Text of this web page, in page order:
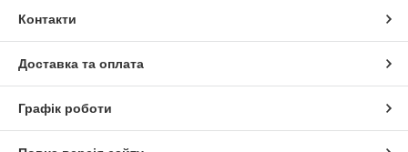
Контакти
Доставка та оплата
Графік роботи